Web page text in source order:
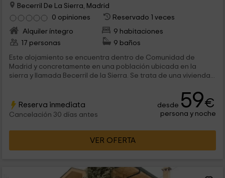
Becerril De La Sierra, Madrid
0 opiniones
Reservado 1 veces
Alquiler íntegro
9 habitaciones
17 personas
9 baños
Este alojamiento se encuentra dentro de Comunidad de
Madrid y concretamente en una población ubicada en la
sierra y llamada Becerril de la Sierra. Se trata de una vivienda...
Reserva inmediata
Cancelación 30 días antes
desde 59€
persona y noche
VER OFERTA